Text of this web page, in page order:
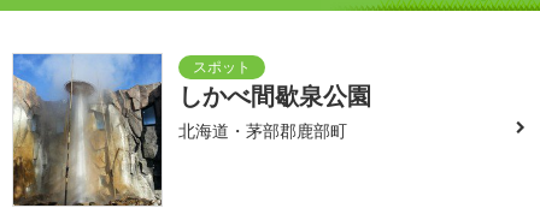
しかべ間歇泉公園
北海道・茅部郡鹿部町